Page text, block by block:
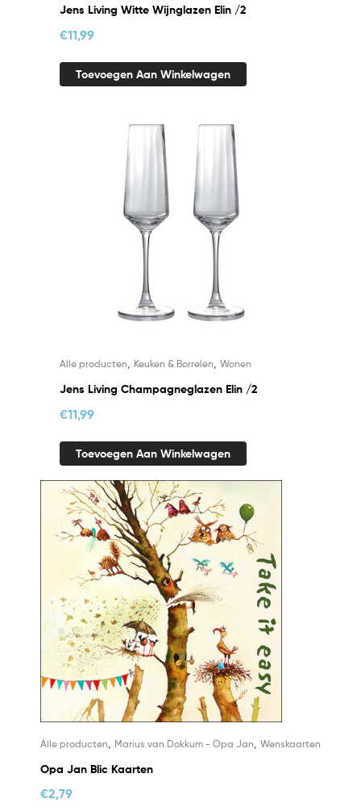
Jens Living Witte Wijnglazen Elin /2
€11,99
Toevoegen Aan Winkelwagen
Alle producten, Keuken & Borrelen, Wonen
Jens Living Champagneglazen Elin /2
€11,99
Toevoegen Aan Winkelwagen
Alle producten Marius van Dokkum - Opa Jan Wenskaarten
Opa Jan Blic Kaarten
€2,79